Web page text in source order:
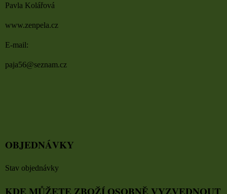
Pavla Kolářová
www.zenpela.cz
E-mail:
paja56@seznam.cz
OBJEDNÁVKY
Stav objednávky